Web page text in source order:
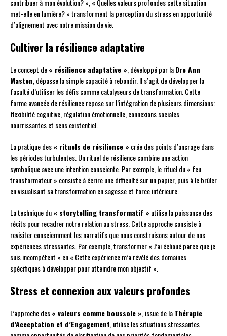
contribuer à mon évolution? », « Quelles valeurs profondes cette situation
met-elle en lumière? » transforment la perception du stress en opportunité
d’alignement avec notre mission de vie.
Cultiver la résilience adaptative
Le concept de« résilience adaptative », développé par laDre Ann
Masten, dépasse la simple capacité à rebondir. Il s’agit de développer la
faculté d’utiliser les défis comme catalyseurs de transformation. Cette
forme avancée de résilience repose sur l’intégration de plusieurs dimensions:
flexibilité cognitive, régulation émotionnelle, connexions sociales
nourrissantes et sens existentiel.
La pratique des« rituels de résilience » crée des points d’ancrage dans
les périodes turbulentes. Un rituel de résilience combine une action
symbolique avec une intention consciente. Par exemple, le rituel du « feu
transformateur » consiste à écrire une difficulté sur un papier, puis à le brûler
en visualisant sa transformation en sagesse et force intérieure.
La technique du« storytelling transformatif » utilise la puissance des
récits pour recadrer notre relation au stress. Cette approche consiste à
revisiter consciemment les narratifs que nous construisons autour de nos
expériences stressantes. Par exemple, transformer « J’ai échoué parce que je
suis incompétent » en « Cette expérience m’a révélé des domaines
spécifiques à développer pour atteindre mon objectif ».
Stress et connexion aux valeurs profondes
L’approche des« valeurs comme boussole », issue de laThérapie
d’Acceptation et d’Engagement, utilise les situations stressantes